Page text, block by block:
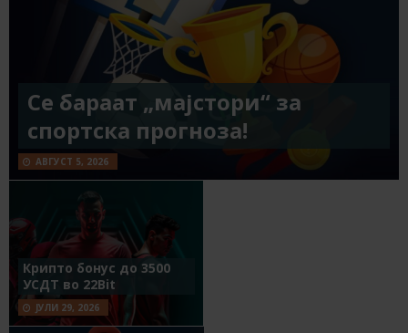
Се бараат „мајстори“ за
спортска прогноза!
АВГУСТ 5, 2026
Крипто бонус до 3500
УСДТ во 22Bit
ЈУЛИ 29, 2026